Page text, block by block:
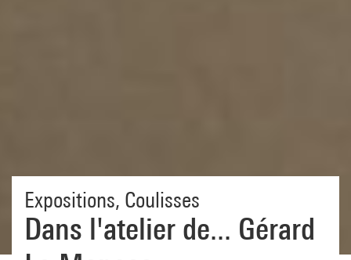
Expositions, Coulisses
Dans l'atelier de... Gérard